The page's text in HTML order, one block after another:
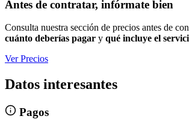
Antes de contratar, infórmate bien
Consulta nuestra sección de precios antes de
cuánto deberías pagar y qué incluye el
Ver Precios
Datos interesantes
Pagos